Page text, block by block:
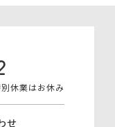
休業はお休み
せ